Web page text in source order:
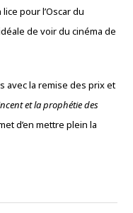
pour l’Oscar du
de voir du cinéma de
avec la remise des prix et
et la prophétie des
d’en mettre plein la